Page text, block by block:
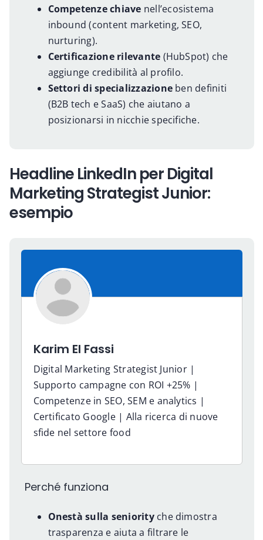
Competenze chiave nell’ecosistema
inbound (content marketing, SEO,
nurturing).
Certificazione rilevante (HubSpot) che
aggiunge credibilità al profilo.
Settori di specializzazioneben definiti
(B2B tech e SaaS) che aiutano a
posizionarsi in nicchie specifiche.
Headline LinkedIn per Digital
Marketing Strategist Junior:
esempio
Karim El Fassi
Digital Marketing Strategist Junior |
Supporto campagne con ROI +25% |
Competenze in SEO, SEM e analytics |
Certificato Google | Alla ricerca di nuove
sfide nel settore food
Perché funziona
Onestà sulla seniorityche dimostra
trasparenza e aiuta a filtrare le